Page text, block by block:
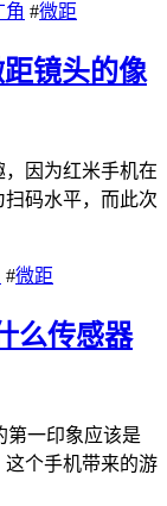
角 #微距
镜头的像
因为红米手机在
码水平，而此次
#微距
么传感器
第一印象应该是
个手机带来的游